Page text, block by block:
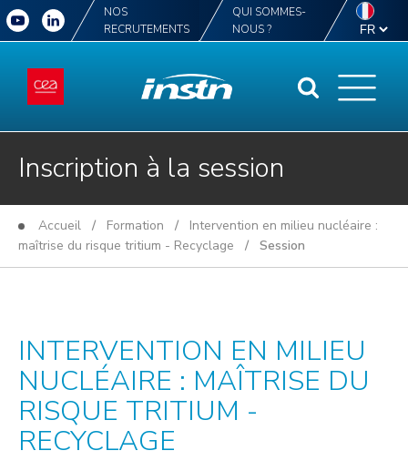
NOS
RECRUTEMENTS
QUI SOMMES-
NOUS ?
Inscription à la session
Accueil / Formation / Intervention en milieu nucléaire :
maîtrise du risque tritium - Recyclage / Session
INTERVENTION EN MILIEU
NUCLÉAIRE : MAÎTRISE DU
RISQUE TRITIUM -
RECYCLAGE